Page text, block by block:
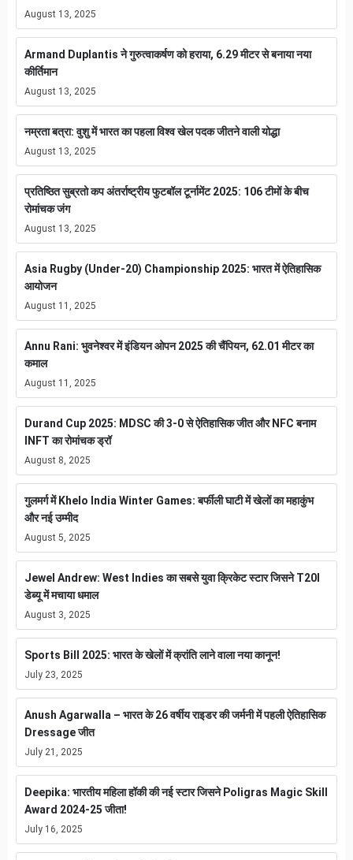
August 13, 2025
Armand Duplantis ने गुरुत्वाकर्षण को हराया, 6.29 मीटर से बनाया नया
कीर्तिमान
August 13, 2025
नम्रता बत्रा: वुशु में भारत का पहला विश्व खेल पदक जीतने वाली योद्धा
August 13, 2025
प्रतिष्ठित सुब्रतो कप अंतर्राष्ट्रीय फुटबॉल टूर्नामेंट 2025: 106 टीमों के बीच
रोमांचक जंग
August 13, 2025
Asia Rugby (Under-20) Championship 2025: भारत में ऐतिहासिक
आयोजन
August 11, 2025
Annu Rani: भुवनेश्वर में इंडियन ओपन 2025 की चैंपियन, 62.01 मीटर का
कमाल
August 11, 2025
Durand Cup 2025: MDSC की 3-0 से ऐतिहासिक जीत और NFC बनाम
INFT का रोमांचक ड्रॉ
August 8, 2025
गुलमर्ग में Khelo India Winter Games: बर्फीली घाटी में खेलों का महाकुंभ
और नई उम्मीद
August 5, 2025
Jewel Andrew: West Indies का सबसे युवा क्रिकेट स्टार जिसने T20I
डेब्यू में मचाया धमाल
August 3, 2025
Sports Bill 2025: भारत के खेलों में क्रांति लाने वाला नया कानून!
July 23, 2025
Anush Agarwalla – भारत के 26 वर्षीय राइडर की जर्मनी में पहली ऐतिहासिक
Dressage जीत
July 21, 2025
Deepika: भारतीय महिला हॉकी की नई स्टार जिसने Poligras Magic Skill
Award 2024-25 जीता!
July 16, 2025